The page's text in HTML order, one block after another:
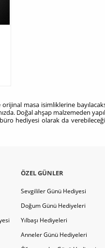
masa isimliklerine
Doğal ahşap malzemeden
hediyesi olarak da
ÖZEL GÜNLER
Sevgililer Günü Hediyesi
Doğum Günü Hediyeleri
Yılbaşı Hediyeleri
Anneler Günü Hediyeleri